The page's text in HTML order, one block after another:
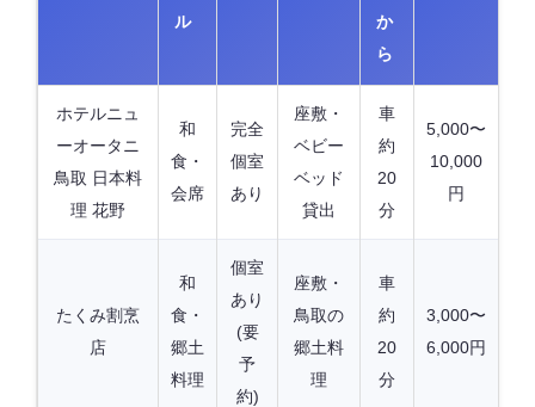
ル
か
ら
ホテルニュ
ーオータニ
鳥取 日本料
理 花野
和
食・
会席
完全
個室
あり
座敷・
ベビー
ベッド
貸出
車
約
20
分
5,000〜
10,000
円
たくみ割烹
店
和
食・
郷土
料理
個室
あり
(要
予
約)
座敷・
鳥取の
郷土料
理
車
約
20
分
3,000〜
6,000円